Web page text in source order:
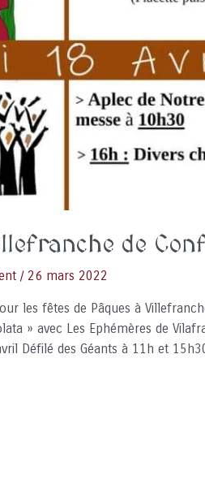
de
/ 26 mars 2022
les fêtes de Pâques à
» avec Les Ephémères de
Défilé des Géants à 11h et